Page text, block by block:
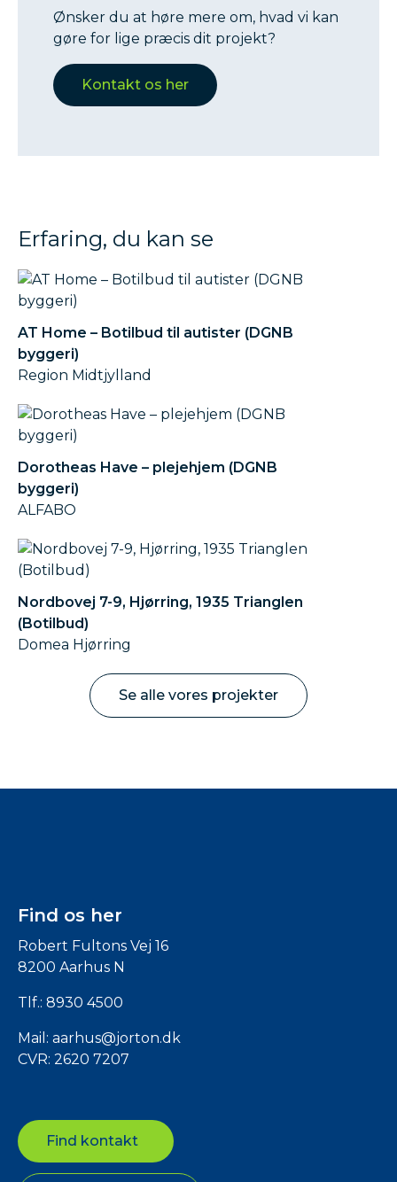
Ønsker du at høre mere om, hvad vi kan
gøre for lige præcis dit projekt?
Kontakt os her
Erfaring, du kan se
AT Home – Botilbud til autister (DGNB
byggeri)
Region Midtjylland
Dorotheas Have – plejehjem (DGNB
byggeri)
ALFABO
Nordbovej 7-9, Hjørring, 1935 Trianglen
(Botilbud)
Domea Hjørring
Se alle vores projekter
Find os her
Robert Fultons Vej 16
8200 Aarhus N
Tlf.: 8930 4500
Mail: aarhus@jorton.dk
CVR: 2620 7207
Find kontakt